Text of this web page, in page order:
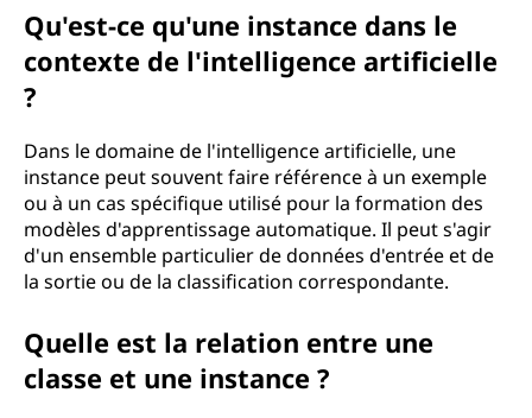
Qu'est-ce qu'une instance dans le
contexte de l'intelligence artificielle
?
Dans le domaine de l'intelligence artificielle, une
instance peut souvent faire référence à un exemple
ou à un cas spécifique utilisé pour la formation des
modèles d'apprentissage automatique. Il peut s'agir
d'un ensemble particulier de données d'entrée et de
la sortie ou de la classification correspondante.
Quelle est la relation entre une
classe et une instance ?